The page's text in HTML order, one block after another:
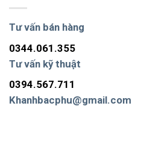
Tư vấn bán hàng
0344.061.355
Tư vấn kỹ thuật
0394.567.711
Khanhbacphu@gmail.com